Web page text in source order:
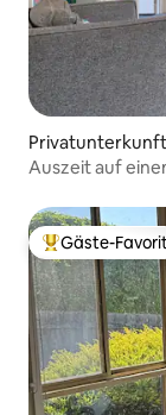
Auszeit auf
Beliebter
Gäste-